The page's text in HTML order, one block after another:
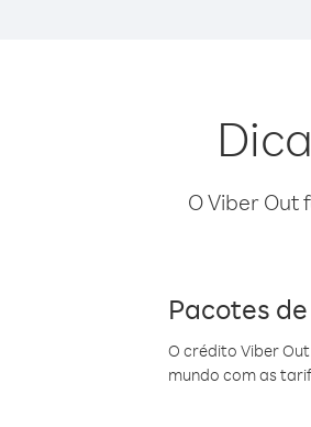
O Viber Out
Pacotes
O crédito Viber
mundo com as